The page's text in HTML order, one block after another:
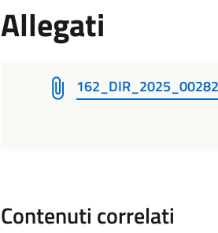
Allegati
Contenuti correlati